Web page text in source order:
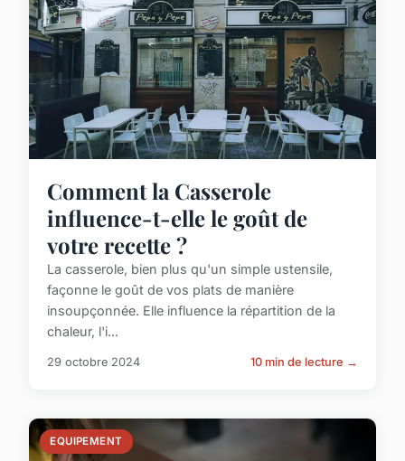
Comment la Casserole
influence-t-elle le goût de
votre recette ?
La casserole, bien plus qu'un simple ustensile,
façonne le goût de vos plats de manière
insoupçonnée. Elle influence la répartition de la
chaleur, l'i...
29 octobre 2024 10 min de lecture →
EQUIPEMENT